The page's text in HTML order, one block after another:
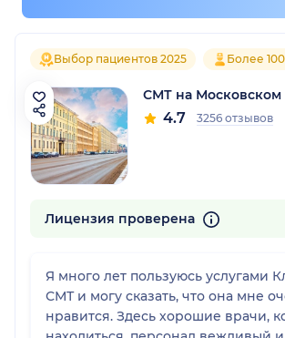
Выбор пациентов 2025 Более
СМТ на Московском
4.7 3256 отзывов
Лицензия проверена
Я много лет пользуюсь услугами
СМТ и могу сказать, что она мне
нравится. Здесь хорошие врачи,